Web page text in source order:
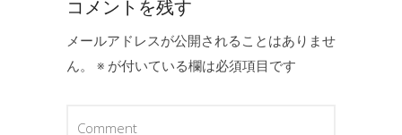
コメントを残す
メールアドレスが公開されることはありませ
ん。
※ が付いている欄は必須項目です